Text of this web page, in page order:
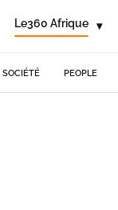
Le360 Afrique ▾
SOCIÉTÉ PEOPLE